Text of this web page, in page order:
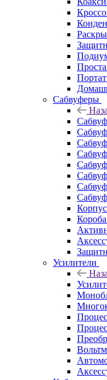
Сабвуферы
Усилители